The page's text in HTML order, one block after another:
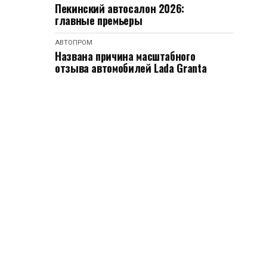
Пекинский автосалон 2026:
главные премьеры
АВТОПРОМ
Названа причина масштабного
отзыва автомобилей Lada Granta